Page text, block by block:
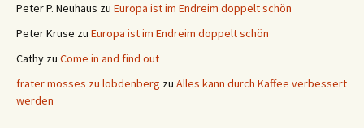
Peter P. Neuhaus zu Europa ist im Endreim doppelt schön
Peter Kruse zu Europa ist im Endreim doppelt schön
Cathy zu Come in and find out
frater mosses zu lobdenberg zu Alles kann durch Kaffee verbessert
werden